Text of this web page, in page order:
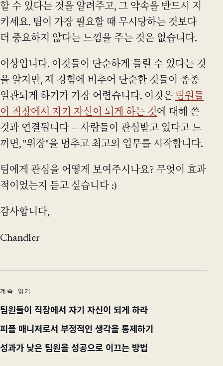
할 수 있다는 것을 알려주고, 그 약속을 반드시 지
키세요. 팀이 가장 필요할 때 무시당하는 것보다
더 중요하지 않다는 느낌을 주는 것은 없습니다.
이상입니다. 이것들이 단순하게 들릴 수 있다는 것
을 알지만, 제 경험에 비추어 단순한 것들이 종종
일관되게 하기가 가장 어렵습니다. 이것은 팀원들
이 직장에서 자기 자신이 되게 하는 것에 대해 쓴
것과 연결됩니다 — 사람들이 관심받고 있다고 느
끼면, "위장"을 멈추고 최고의 업무를 시작합니다.
팀에게 관심을 어떻게 보여주시나요? 무엇이 효과
적이었는지 듣고 싶습니다 :)
감사합니다,
Chandler
계속 읽기
팀원들이 직장에서 자기 자신이 되게 하라
피플 매니저로서 부정적인 생각을 통제하기
성과가 낮은 팀원을 성공으로 이끄는 방법